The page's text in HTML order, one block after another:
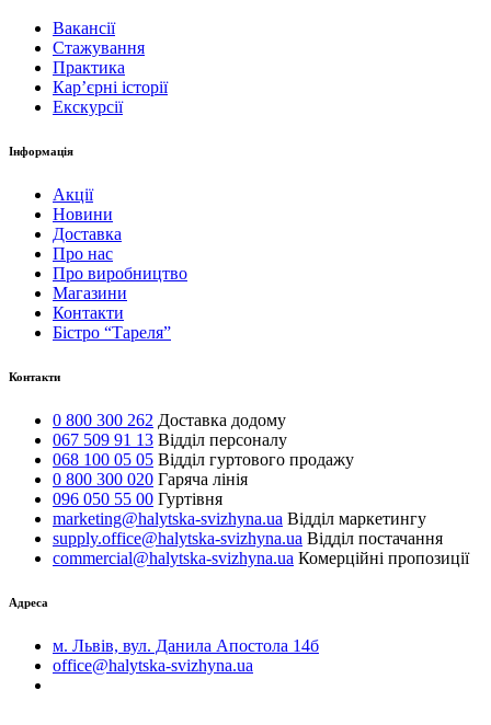
Вакансії
Стажування
Практика
Карʼєрні історії
Екскурсії
Інформація
Акції
Новини
Доставка
Про нас
Про виробництво
Магазини
Контакти
Бістро “Тареля”
Контакти
0 800 300 262 Доставка додому
067 509 91 13 Відділ персоналу
068 100 05 05 Відділ гуртового продажу
0 800 300 020 Гаряча лінія
096 050 55 00 Гуртівня
marketing@halytska-svizhyna.ua Відділ маркетингу
supply.office@halytska-svizhyna.ua Відділ постачання
commercial@halytska-svizhyna.ua Комерційні пропозиції
Адреса
м. Львів, вул. Данила Апостола 14б
office@halytska-svizhyna.ua